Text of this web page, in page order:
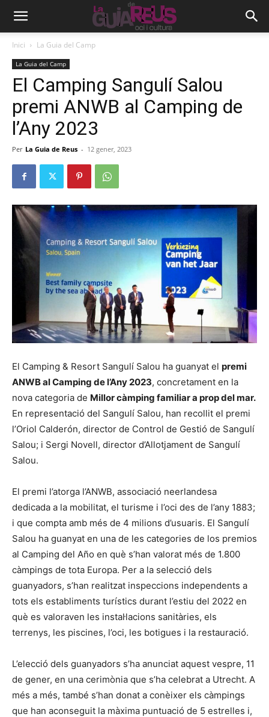
Inici La Guia del Camp
La Guia del Camp
El Camping Sangulí Salou
premi ANWB al Camping de
l’Any 2023
Per La Guia de Reus - 12 gener, 2023
El Camping & Resort Sangulí Salou ha guanyat el premi
ANWB al Camping de l’Any 2023, concretament en la
nova categoria de Millor càmping familiar a prop del mar.
En representació del Sangulí Salou, han recollit el premi
l’Oriol Calderón, director de Control de Gestió de Sangulí
Salou; i Sergi Novell, director d’Allotjament de Sangulí
Salou.
El premi l’atorga l’ANWB, associació neerlandesa
dedicada a la mobilitat, el turisme i l’oci des de l’any 1883;
i que compta amb més de 4 milions d’usuaris. El Sangulí
Salou ha guanyat en una de les categories de los premios
al Camping del Año en què s’han valorat més de 1.800
càmpings de tota Europa. Per a la selecció dels
guanyadors, s’han realitzat inspeccions independents a
tots els establiments turístics durant l’estiu del 2022 en
què es valoraven les instal·lacions sanitàries, els
terrenys, les piscines, l’oci, les botigues i la restauració.
L’elecció dels guanyadors s’ha anunciat aquest vespre, 11
de gener, en una cerimònia que s’ha celebrat a Utrecht. A
més a més, també s’han donat a conèixer els càmpings
que han aconseguit la màxima puntuació de 5 estrelles i,